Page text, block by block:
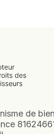
de